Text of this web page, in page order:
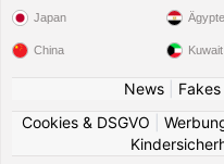
Japan
China Kuwait
News| Fakes|
Cookies & DSGVO